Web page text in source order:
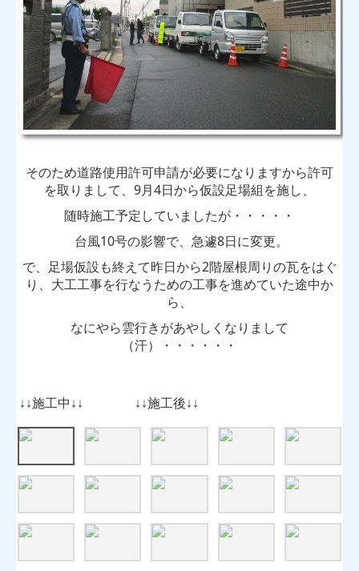
そのため道路使用許可申請が必要になりますから許可
を取りまして、9月4日から仮設足場組を施し、
随時施工予定していましたが・・・・・
台風10号の影響で、急遽8日に変更。
で、足場仮設も終えて昨日から2階屋根周りの瓦をはぐ
り、大工工事を行なうための工事を進めていた途中か
ら、
なにやら雲行きがあやしくなりまして
（汗）・・・・・・
↓↓施工中↓↓ ↓↓施工後↓↓